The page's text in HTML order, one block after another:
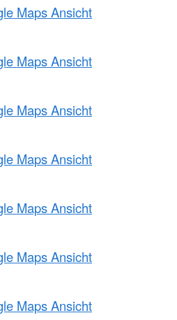
Maps Ansicht
Maps Ansicht
Maps Ansicht
Maps Ansicht
Maps Ansicht
Maps Ansicht
Maps Ansicht